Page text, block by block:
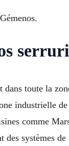
toute la
industrielle
comme
des systèmes